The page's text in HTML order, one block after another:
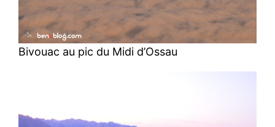
Bivouac au pic du Midi d’Ossau